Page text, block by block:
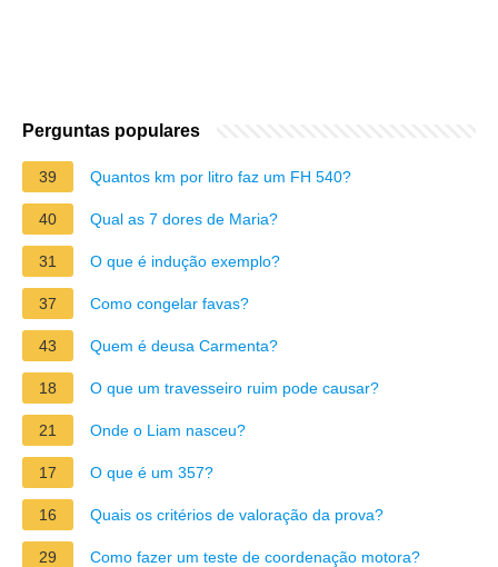
Perguntas populares
39 Quantos km por litro faz um FH 540?
40 Qual as 7 dores de Maria?
31 O que é indução exemplo?
37 Como congelar favas?
43 Quem é deusa Carmenta?
18 O que um travesseiro ruim pode causar?
21 Onde o Liam nasceu?
17 O que é um 357?
16 Quais os critérios de valoração da prova?
29 Como fazer um teste de coordenação motora?